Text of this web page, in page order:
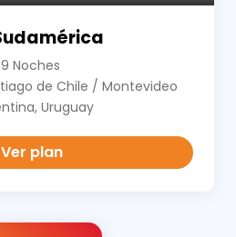
Noches
de Chile / Montevideo
Uruguay
Ver plan